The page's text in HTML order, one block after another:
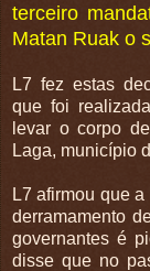
terceiro
Matan Ruak o
L7 fez estas
que foi
levar o corpo
Laga, município
L7 afirmou que
derramamento
governantes é
disse que no